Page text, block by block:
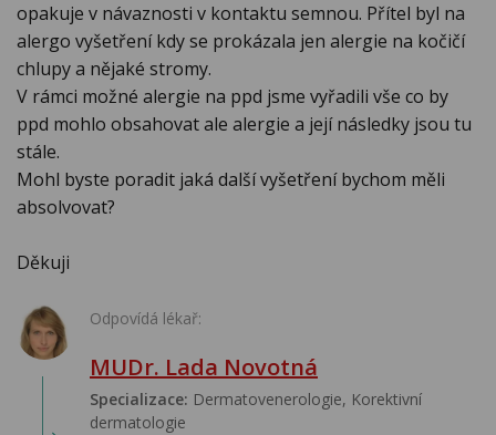
opakuje v návaznosti v kontaktu semnou. Přítel byl na
alergo vyšetření kdy se prokázala jen alergie na kočičí
chlupy a nějaké stromy.
V rámci možné alergie na ppd jsme vyřadili vše co by
ppd mohlo obsahovat ale alergie a její následky jsou tu
stále.
Mohl byste poradit jaká další vyšetření bychom měli
absolvovat?
Děkuji
Odpovídá lékař:
MUDr. Lada Novotná
Specializace: Dermatovenerologie, Korektivní
dermatologie